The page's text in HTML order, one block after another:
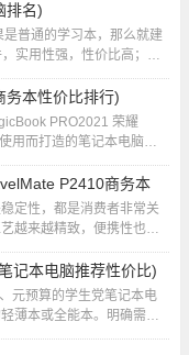
排名)
普通的学习本，那么就建
实用性强，性价比高；如
务本性价比排行)
PRO2021 荣耀
用而打造的笔记本电脑，
P2410商务本
定性，都是消费者非常关
越来越精致，便携性也成
的资通讯...
记本电脑推荐性价比)
元预算的学生党笔记本电
薄本或全能本。明确需求
，侧...